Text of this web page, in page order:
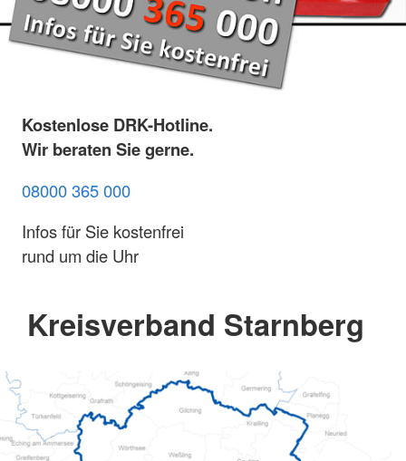
Kostenlose DRK-Hotline.
Wir beraten Sie gerne.
08000 365 000
Infos für Sie kostenfrei
rund um die Uhr
Kreisverband Starnberg